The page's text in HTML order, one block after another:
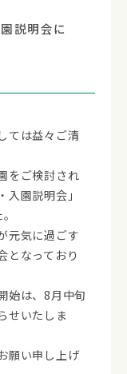
説明会に
ては益々ご清
をご検討され
園説明会」
元気に過ごす
となっており
始は、8月中旬
せいたしま
願い申し上げ